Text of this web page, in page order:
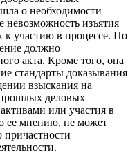
о необходимости
невозможность изъятия
участию в процессе. По
должно
акта. Кроме того, она
стандарты доказывания
взыскания на
деловых
или участия в
ее мнению, не может
причастности